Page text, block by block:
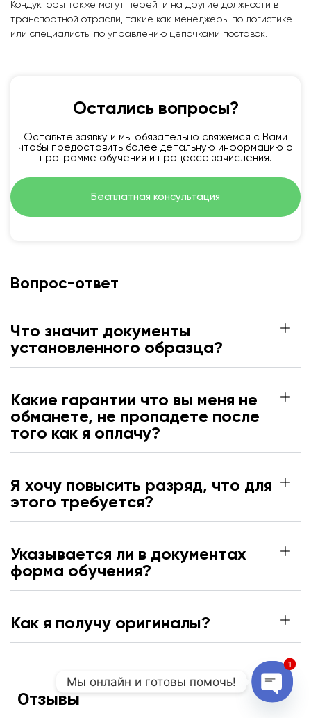
Кондукторы также могут перейти на другие должности в
транспортной отрасли, такие как менеджеры по логистике
или специалисты по управлению цепочками поставок.
Остались вопросы?
Оставьте заявку и мы обязательно свяжемся с Вами
чтобы предоставить более детальную информацию о
программе обучения и процессе зачисления.
Бесплатная консультация
Вопрос-ответ
Что значит документы
установленного образца?
Какие гарантии что вы меня не
обманете, не пропадете после
того как я оплачу?
Я хочу повысить разряд, что для
этого требуется?
Указывается ли в документах
форма обучения?
Как я получу оригиналы?
Отзывы
Мы онлайн и готовы помочь!
1